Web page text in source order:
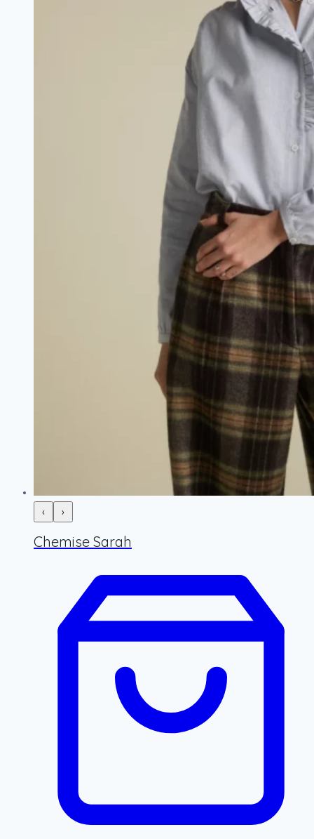
‹ ›
Chemise Sarah